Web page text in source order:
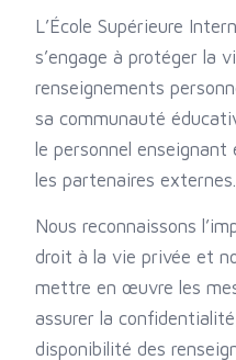
L’École Supérieure
s’engage à protéger la
renseignements
sa communauté
le personnel
les partenaires externes.
Nous reconnaissons
droit à la vie privée et
mettre en œuvre les
assurer la
disponibilité des